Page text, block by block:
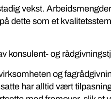
vekst.
dette som et
konsulent- og
og
har alltid vært